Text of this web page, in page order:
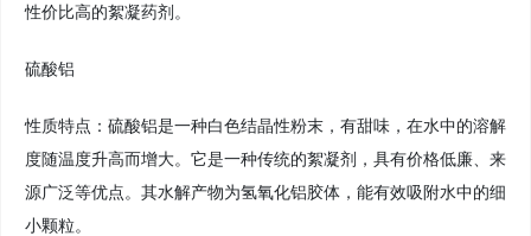
性价比高的絮凝药剂。
硫酸铝
性质特点：硫酸铝是一种白色结晶性粉末，有甜味，在水中的溶解
度随温度升高而增大。它是一种传统的絮凝剂，具有价格低廉、来
源广泛等优点。其水解产物为氢氧化铝胶体，能有效吸附水中的细
小颗粒。